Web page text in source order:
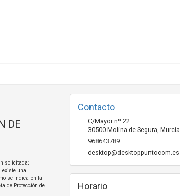
DE
solicitada;
existe una
se indica en la
de Protección de
Contacto
C/Mayor nº 22
30500 Molina de Segura, Murcia
968643789
desktop@desktoppuntocom.es
Horario